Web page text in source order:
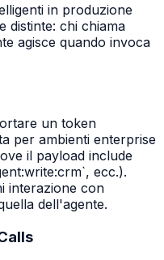
in produzione
distinte: chi chiama
agisce quando invoca
un token
per ambienti enterprise
il payload include
ecc.).
interazione con
dell'agente.